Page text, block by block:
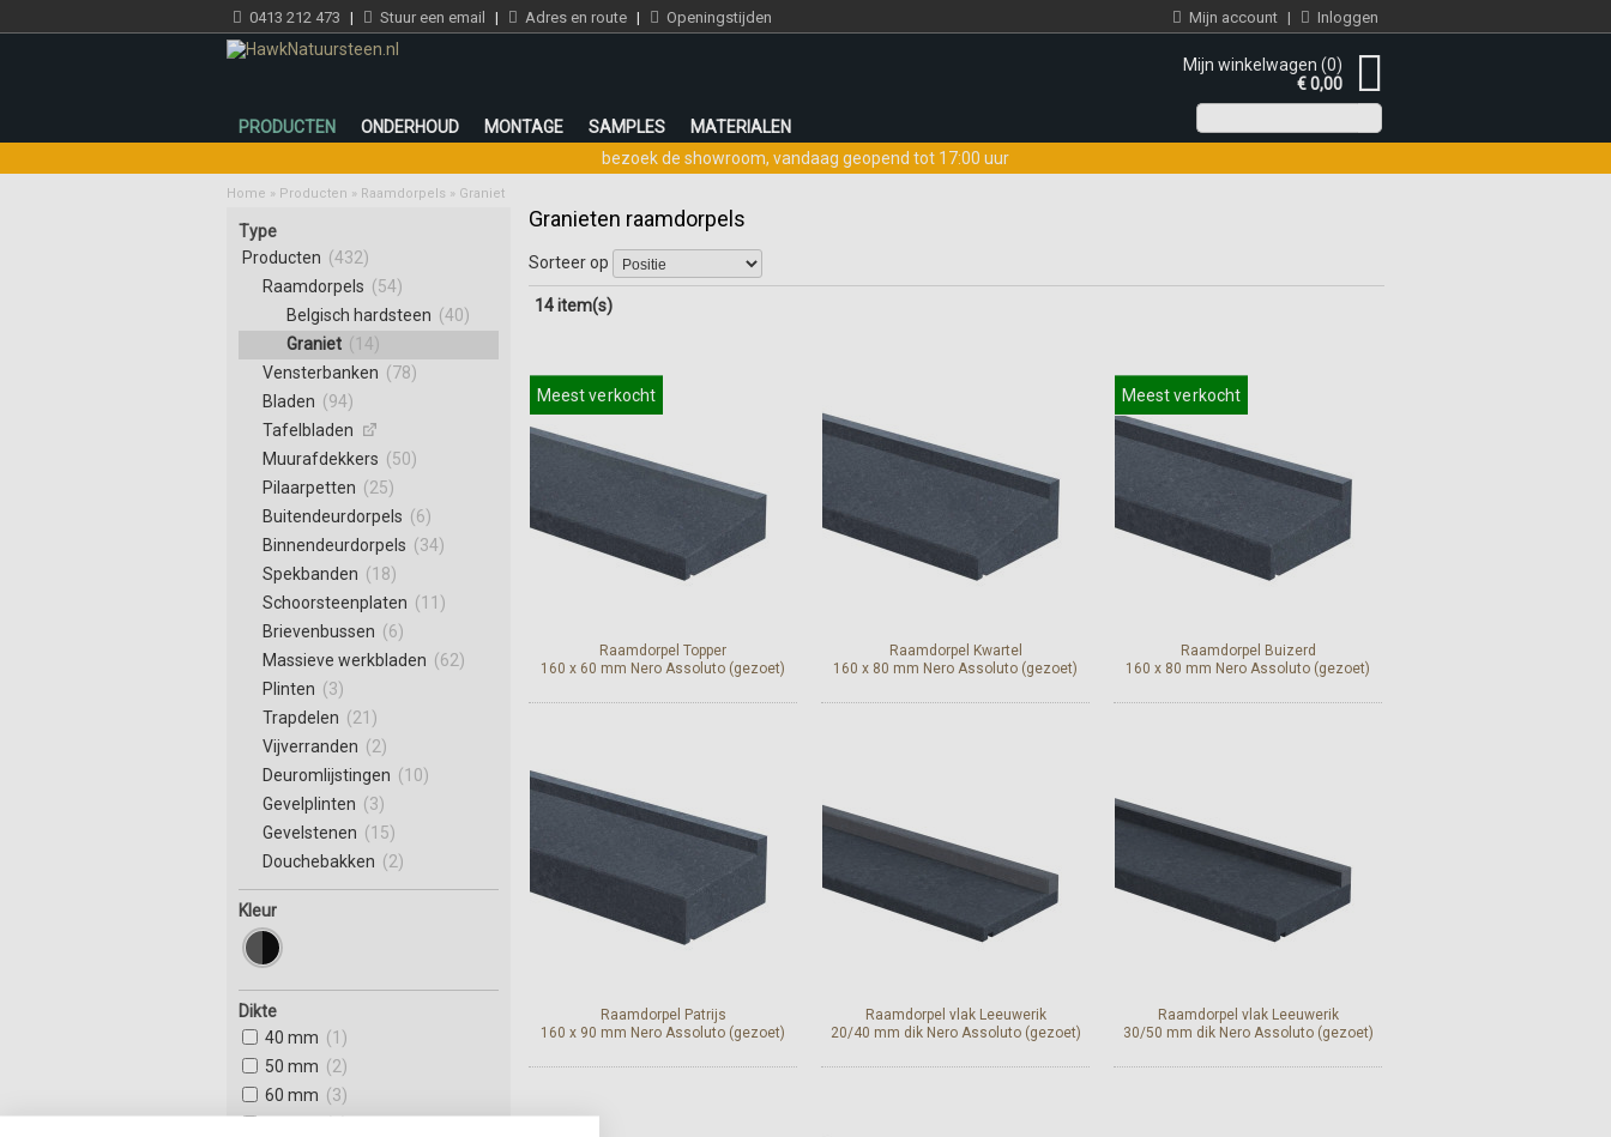
0413 212 473 | Stuur een email | Adres en route | Openingstijden Mijn account | Inloggen
Mijn winkelwagen (0)
€ 0,00
PRODUCTEN ONDERHOUD MONTAGE SAMPLES
MATERIALEN
bezoek de showroom, vandaag geopend tot 17:00 uur
Home » Producten » Raamdorpels » Graniet
Granieten raamdorpels
Sorteer op
14 item(s)
Meest verkocht
Raamdorpel Topper
160 x 60 mm Nero Assoluto (gezoet)
Raamdorpel Kwartel
160 x 80 mm Nero Assoluto (gezoet)
Meest verkocht
Raamdorpel Buizerd
160 x 80 mm Nero Assoluto (gezoet)
Raamdorpel Patrijs
160 x 90 mm Nero Assoluto (gezoet)
Raamdorpel vlak Leeuwerik
20/40 mm dik Nero Assoluto (gezoet)
Raamdorpel vlak Leeuwerik
30/50 mm dik Nero Assoluto (gezoet)
Type
Producten (432)
Raamdorpels (54)
Belgisch hardsteen (40)
Graniet (14)
Vensterbanken (78)
Bladen (94)
Tafelbladen
Muurafdekkers (50)
Pilaarpetten (25)
Buitendeurdorpels (6)
Binnendeurdorpels (34)
Spekbanden (18)
Schoorsteenplaten (11)
Brievenbussen (6)
Massieve werkbladen (62)
Plinten (3)
Trapdelen (21)
Vijverranden (2)
Deuromlijstingen (10)
Gevelplinten (3)
Gevelstenen (15)
Douchebakken (2)
Kleur
Dikte
40 mm (1)
50 mm (2)
60 mm (3)